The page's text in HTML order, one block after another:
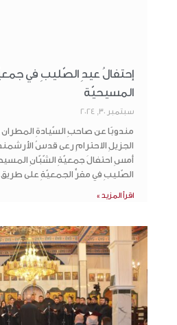
إحتفالُ عيدِ الصّليبِ في
المسيحيّة
سبتمبر 30, 2024
مندوبًا عن صاحبِ السّيادةِ
الجزيلِ الاحترامِ رعى قدسُ
أمسِ احتفالَ جمعيّةِ الشّبّانِ
الصّليبِ في مقرِّ الجمعيّةِ على طريق
اقرأ المزيد »